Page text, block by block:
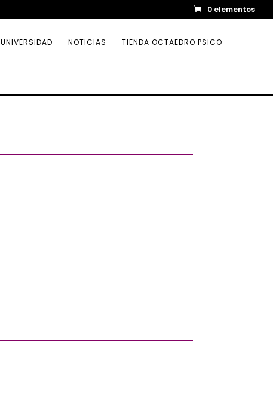
0 elementos
UNIVERSIDAD NOTICIAS TIENDA OCTAEDRO PSICO